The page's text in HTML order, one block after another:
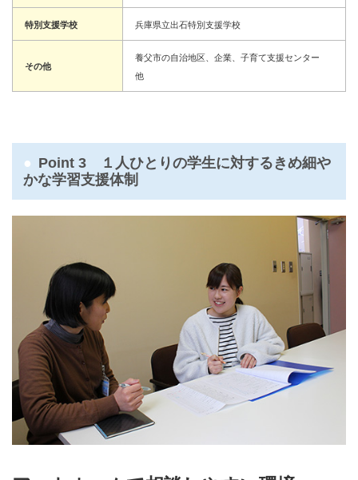
特別支援学校 兵庫県立出石特別支援学校
その他
養父市の自治地区、企業、子育て支援センター
他
Point 3 １人ひとりの学生に対するきめ細や
かな学習支援体制